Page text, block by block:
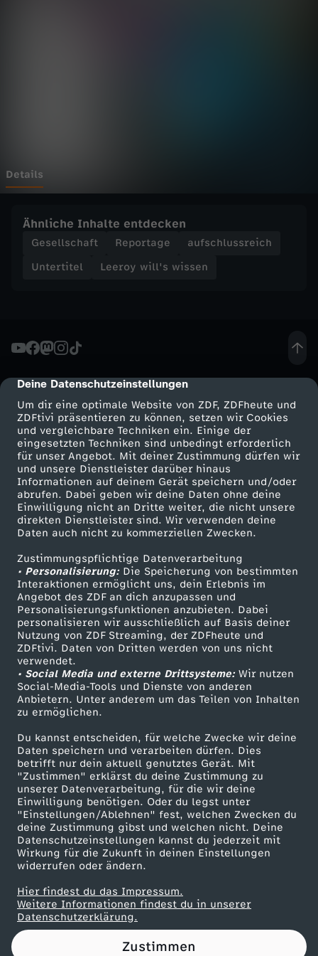
cmp-dialog-description
Deine Datenschutzeinstellungen
Um dir eine optimale Website von ZDF, ZDFheute und
ZDFtivi präsentieren zu können, setzen wir Cookies
und vergleichbare Techniken ein. Einige der
eingesetzten Techniken sind unbedingt erforderlich
für unser Angebot. Mit deiner Zustimmung dürfen wir
und unsere Dienstleister darüber hinaus
Informationen auf deinem Gerät speichern und/oder
abrufen. Dabei geben wir deine Daten ohne deine
Einwilligung nicht an Dritte weiter, die nicht unsere
direkten Dienstleister sind. Wir verwenden deine
Daten auch nicht zu kommerziellen Zwecken.
Zustimmungspflichtige Datenverarbeitung
• Personalisierung:Die Speicherung von bestimmten
Interaktionen ermöglicht uns, dein Erlebnis im
Angebot des ZDF an dich anzupassen und
Personalisierungsfunktionen anzubieten. Dabei
personalisieren wir ausschließlich auf Basis deiner
Nutzung von ZDF Streaming, der ZDFheute und
ZDFtivi. Daten von Dritten werden von uns nicht
verwendet.
• Social Media und externe Drittsysteme:Wir nutzen
Social-Media-Tools und Dienste von anderen
Anbietern. Unter anderem um das Teilen von Inhalten
zu ermöglichen.
Du kannst entscheiden, für welche Zwecke wir deine
Daten speichern und verarbeiten dürfen. Dies
betrifft nur dein aktuell genutztes Gerät. Mit
"Zustimmen" erklärst du deine Zustimmung zu
unserer Datenverarbeitung, für die wir deine
Einwilligung benötigen. Oder du legst unter
"Einstellungen/Ablehnen" fest, welchen Zwecken du
deine Zustimmung gibst und welchen nicht. Deine
Datenschutzeinstellungen kannst du jederzeit mit
Wirkung für die Zukunft in deinen Einstellungen
widerrufen oder ändern.
Hier findest du das Impressum.
Weitere Informationen findest du in unserer
Datenschutzerklärung.
Zustimmen
w
s
n
-
W
i
e
i
s
t
d
a
s
D
R
O
G
E
N
A
Details
Ähnliche Inhalte entdecken
Gesellschaft Reportage
aufschlussreich
Untertitel
Leeroy will's wissen
Mehr ZDF
ZDF-Apps
Smart TV
ZDFtext
Livestreams
Sendungen A-Z
TV-Programm
Service
ZDFmitreden
Kontakt zum ZDF
Tickets
Zuschauerservice
Hilfe
ZDF Unternehmen
Karriere
ZDF goes Schule
Werbefernsehen
Mainzelmännchen
Partner